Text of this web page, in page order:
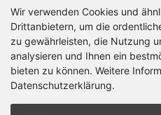
Widerrufsformular
Impressum
Sitemap
Newsletter-Anmeldung
Wir verwenden Cookies und
Drittanbietern, um die
zu gewährleisten, die Nutzung
analysieren und Ihnen ein
bieten zu können. Weitere
Datenschutzerklärung.